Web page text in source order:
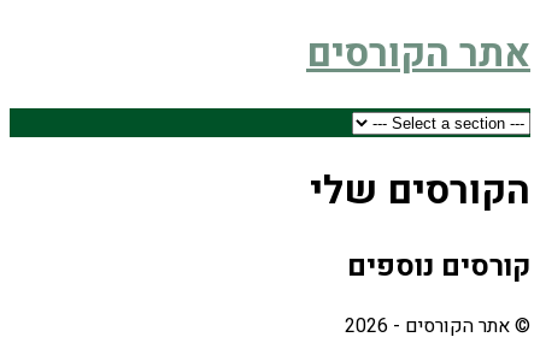
אתר הקורסים
הקורסים שלי
קורסים נוספים
© אתר הקורסים - 2026